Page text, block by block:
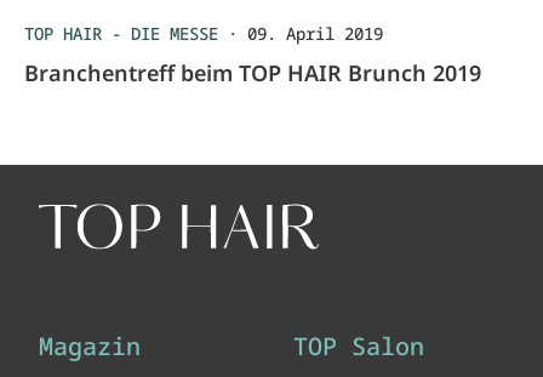
TOP HAIR - DIE MESSE · 09. April 2019
Branchentreff beim TOP HAIR Brunch 2019
Magazin TOP Salon